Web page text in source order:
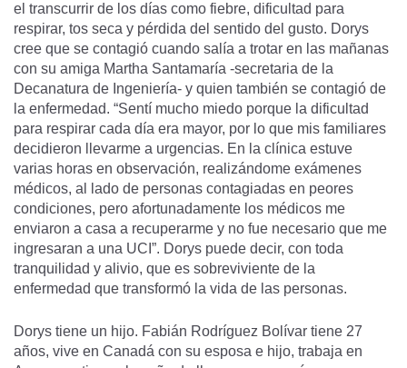
el transcurrir de los días como fiebre, dificultad para
respirar, tos seca y pérdida del sentido del gusto. Dorys
cree que se contagió cuando salía a trotar en las mañanas
con su amiga Martha Santamaría -secretaria de la
Decanatura de Ingeniería- y quien también se contagió de
la enfermedad. “Sentí mucho miedo porque la dificultad
para respirar cada día era mayor, por lo que mis familiares
decidieron llevarme a urgencias. En la clínica estuve
varias horas en observación, realizándome exámenes
médicos, al lado de personas contagiadas en peores
condiciones, pero afortunadamente los médicos me
enviaron a casa a recuperarme y no fue necesario que me
ingresaran a una UCI”. Dorys puede decir, con toda
tranquilidad y alivio, que es sobreviviente de la
enfermedad que transformó la vida de las personas.
Dorys tiene un hijo. Fabián Rodríguez Bolívar tiene 27
años, vive en Canadá con su esposa e hijo, trabaja en